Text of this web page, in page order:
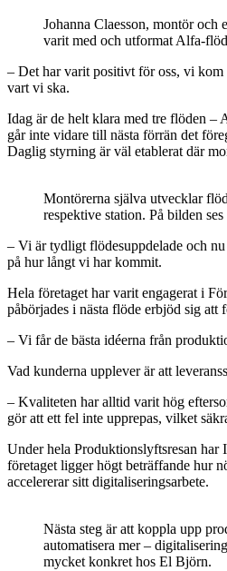
Johanna Claesson, montör och
varit med och utformat Alfa-
– Det har varit positivt för oss, vi kom
vart vi ska.
Idag är de helt klara med tre flöden –
går inte vidare till nästa förrän det
Daglig styrning är väl etablerat där
Montörerna själva utvecklar
respektive station. På bilden
– Vi är tydligt flödesuppdelade och
på hur långt vi har kommit.
Hela företaget har varit engagerat i
påbörjades i nästa flöde erbjöd sig
– Vi får de bästa idéerna från
Vad kunderna upplever är att
– Kvaliteten har alltid varit hög
gör att ett fel inte upprepas, vilket
Under hela Produktionslyftsresan har
företaget ligger högt beträffande hur
accelererar sitt digitaliseringsarbete.
Nästa steg är att koppla upp
automatisera mer –
mycket konkret hos El Björn.